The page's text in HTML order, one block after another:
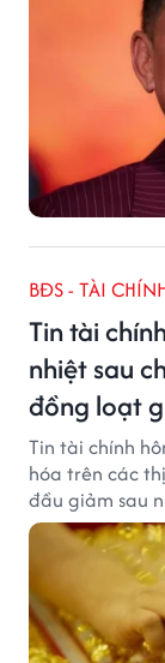
BĐS - TÀI
Tin tài
nhiệt sau
đồng loạt
Tin tài chính
hóa trên các
đầu giảm sau
tại ngân hàng
đỉnh mới.